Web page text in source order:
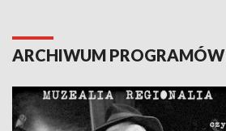
ARCHIWUM PROGRAMÓW